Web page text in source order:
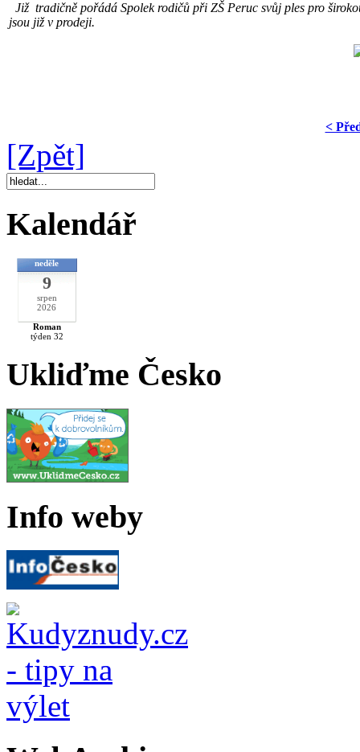
Již tradičně pořádá Spolek rodičů při ZŠ Peruc svůj ples pro
jsou již v prodeji.
<
[Zpět]
Kalendář
neděle
9
srpen
2026
Roman
týden 32
Ukliďme Česko
Info weby